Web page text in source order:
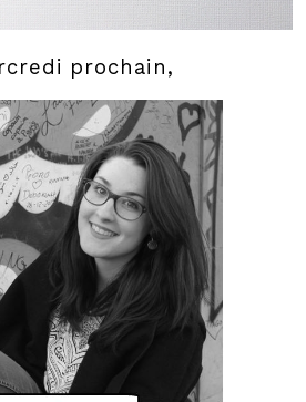
prochain,